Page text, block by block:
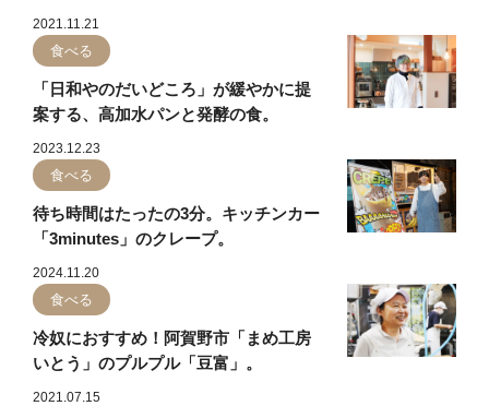
2021.11.21
食べる
「日和やのだいどころ」が緩やかに提
案する、高加水パンと発酵の食。
2023.12.23
食べる
待ち時間はたったの3分。キッチンカー
「3minutes」のクレープ。
2024.11.20
食べる
冷奴におすすめ！阿賀野市「まめ工房
いとう」のプルプル「豆富」。
2021.07.15